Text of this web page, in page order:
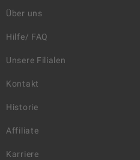
Über uns
Hilfe/ FAQ
Unsere Filialen
Kontakt
Historie
Affiliate
Karriere